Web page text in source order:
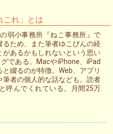
これ」とは
弱小事務所『ねこ事務所』で
ため、また筆者ゆこびんの経
あるかもしれないという思い
である。MacやiPhone、iPad
綴るのが特徴。Web、アプリ
者の個人的な話なども。読者
呼んでくれている。月間25万